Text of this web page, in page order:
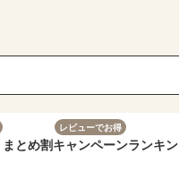
まとめ割
レビューでお得
キャンペーンランキ